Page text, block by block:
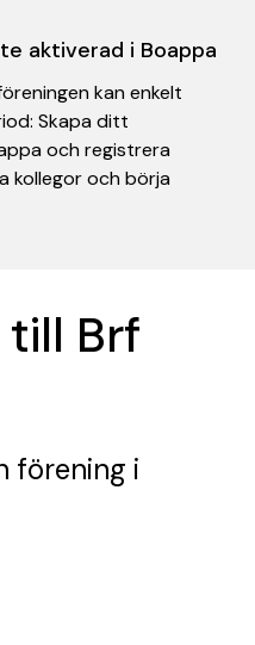
aktiverad i Boappa
kan enkelt
Skapa ditt
och registrera
kollegor och börja
till Brf
förening i